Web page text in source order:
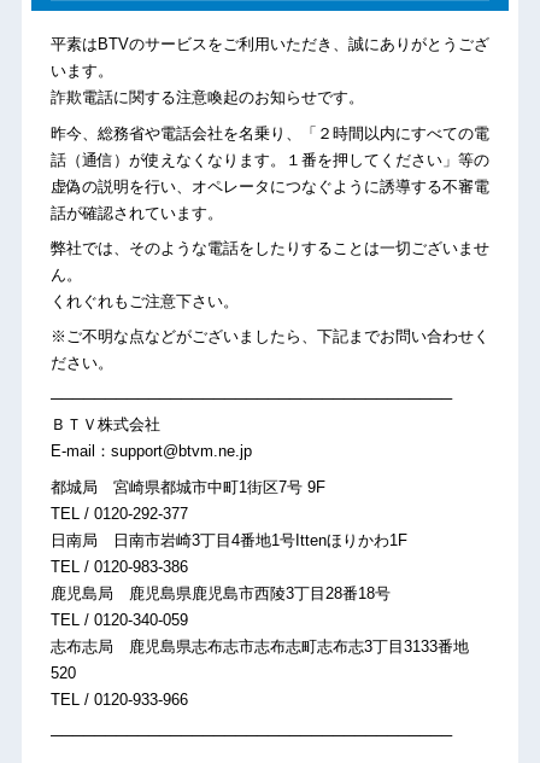
平素はBTVのサービスをご利用いただき、誠にありがとうござ
います。
詐欺電話に関する注意喚起のお知らせです。
昨今、総務省や電話会社を名乗り、「２時間以内にすべての電
話（通信）が使えなくなります。１番を押してください」等の
虚偽の説明を行い、オペレータにつなぐように誘導する不審電
話が確認されています。
弊社では、そのような電話をしたりすることは一切ございませ
ん。
くれぐれもご注意下さい。
※ご不明な点などがございましたら、下記までお問い合わせく
ださい。
─────────────────────────────────────
ＢＴＶ株式会社
E-mail：support@btvm.ne.jp
都城局 宮崎県都城市中町1街区7号 9F
TEL / 0120-292-377
日南局 日南市岩崎3丁目4番地1号Ittenほりかわ1F
TEL / 0120-983-386
鹿児島局 鹿児島県鹿児島市西陵3丁目28番18号
TEL / 0120-340-059
志布志局 鹿児島県志布志市志布志町志布志3丁目3133番地
520
TEL / 0120-933-966
─────────────────────────────────────